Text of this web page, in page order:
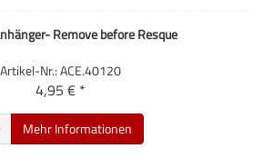
Remove before Resque
Artikel-Nr.: ACE.40120
4,95 € *
Mehr Informationen